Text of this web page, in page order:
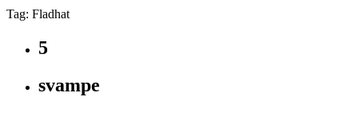
Tag: Fladhat
5
svampe